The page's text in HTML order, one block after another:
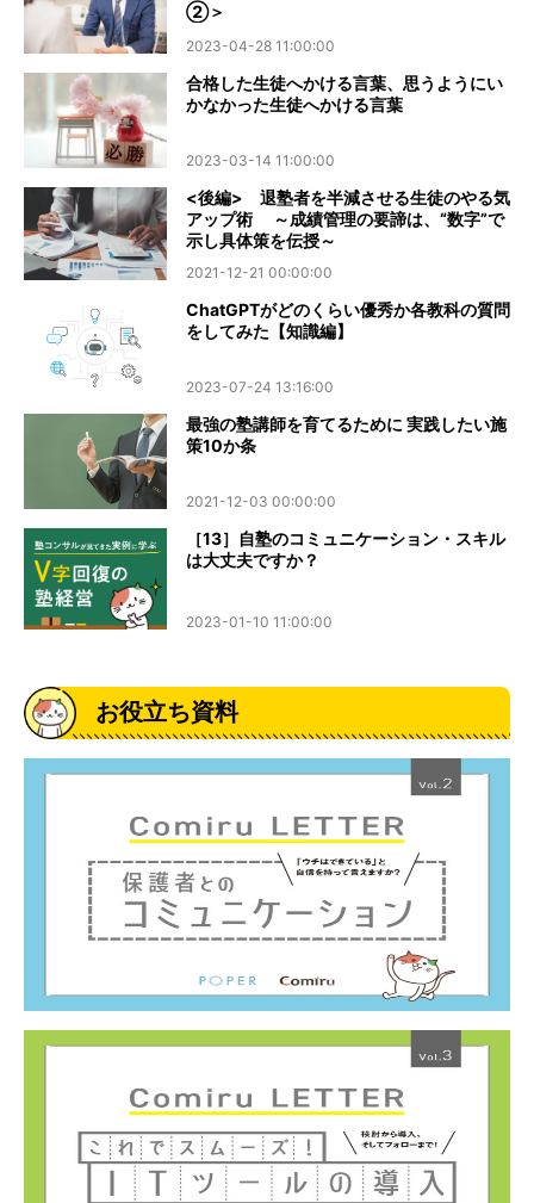
②＞
2023-04-28 11:00:00
合格した生徒へかける言葉、思うようにい
かなかった生徒へかける言葉
2023-03-14 11:00:00
<後編> 退塾者を半減させる生徒のやる気
アップ術 ～成績管理の要諦は、“数字”で
示し具体策を伝授～
2021-12-21 00:00:00
ChatGPTがどのくらい優秀か各教科の質問
をしてみた【知識編】
2023-07-24 13:16:00
最強の塾講師を育てるために 実践したい施
策10か条
2021-12-03 00:00:00
［13］自塾のコミュニケーション・スキル
は大丈夫ですか？
2023-01-10 11:00:00
お役立ち資料